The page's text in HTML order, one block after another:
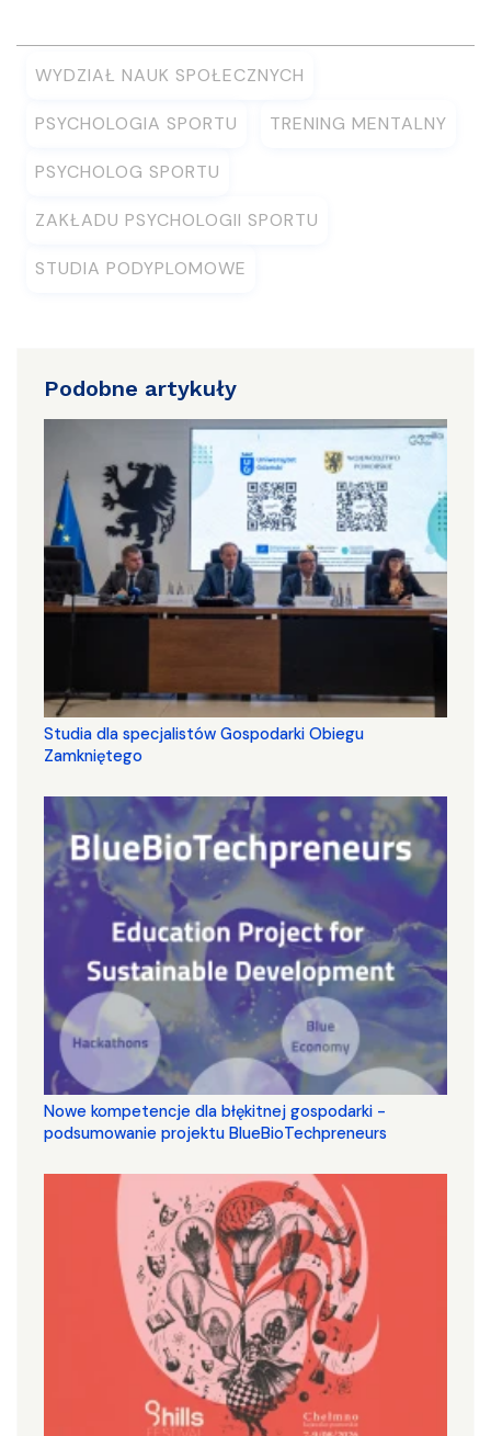
WYDZIAŁ NAUK SPOŁECZNYCH
PSYCHOLOGIA SPORTU TRENING MENTALNY
PSYCHOLOG SPORTU
ZAKŁADU PSYCHOLOGII SPORTU
STUDIA PODYPLOMOWE
Podobne artykuły
Studia dla specjalistów Gospodarki Obiegu
Zamkniętego
Nowe kompetencje dla błękitnej gospodarki -
podsumowanie projektu BlueBioTechpreneurs